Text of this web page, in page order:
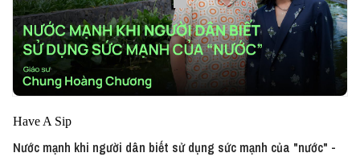
Have A Sip
Nước mạnh khi người dân biết sử dụng sức mạnh của "nước" -